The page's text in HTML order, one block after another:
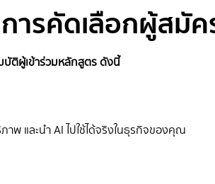
ารคัดเลือกผู้สมัค
ติผู้เข้าร่วมหลักสูตร ดังนี้
พ และนำ AI ไปใช้ได้จริงในธุรกิจของคุณ